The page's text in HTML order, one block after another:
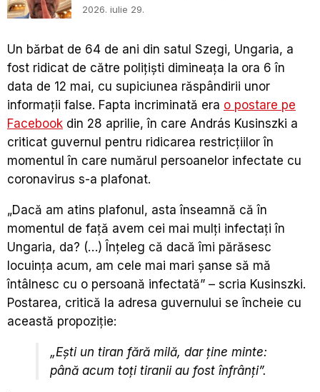
2026. iulie 29.
Un bărbat de 64 de ani din satul Szegi, Ungaria, a
fost ridicat de către poliţişti dimineaţa la ora 6 în
data de 12 mai, cu supiciunea răspândirii unor
informaţii false. Fapta incriminată era o postare pe
Facebook din 28 aprilie, în care András Kusinszki a
criticat guvernul pentru ridicarea restricţiilor în
momentul în care numărul persoanelor infectate cu
coronavirus s-a plafonat.
„Dacă am atins plafonul, asta înseamnă că în
momentul de faţă avem cei mai mulţi infectaţi în
Ungaria, da? (…) Înţeleg că dacă îmi părăsesc
locuinţa acum, am cele mai mari şanse să mă
întâlnesc cu o persoană infectată” – scria Kusinszki.
Postarea, critică la adresa guvernului se încheie cu
această propoziţie:
„Eşti un tiran fără milă, dar ţine minte:
până acum toţi tiranii au fost înfrânţi”.